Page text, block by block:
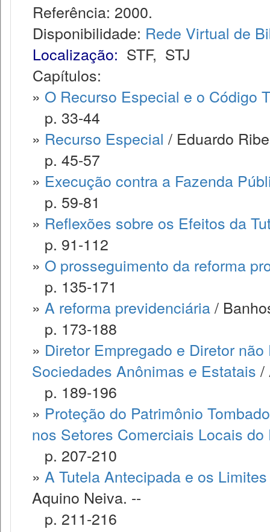
Referência: 2000.
Disponibilidade: Rede Virtual de
Localização: STF, STJ
Capítulos:
» O Recurso Especial e o Código
p. 33-44
» Recurso Especial / Eduardo
p. 45-57
» Execução contra a Fazenda
p. 59-81
» Reflexões sobre os Efeitos da
p. 91-112
» O prosseguimento da reforma
p. 135-171
» A reforma previdenciária/
p. 173-188
» Diretor Empregado e Diretor
Sociedades Anônimas e Estatais /
p. 189-196
» Proteção do Patrimônio
nos Setores Comerciais Locais
p. 207-210
» A Tutela Antecipada e os
Aquino Neiva. --
p. 211-216